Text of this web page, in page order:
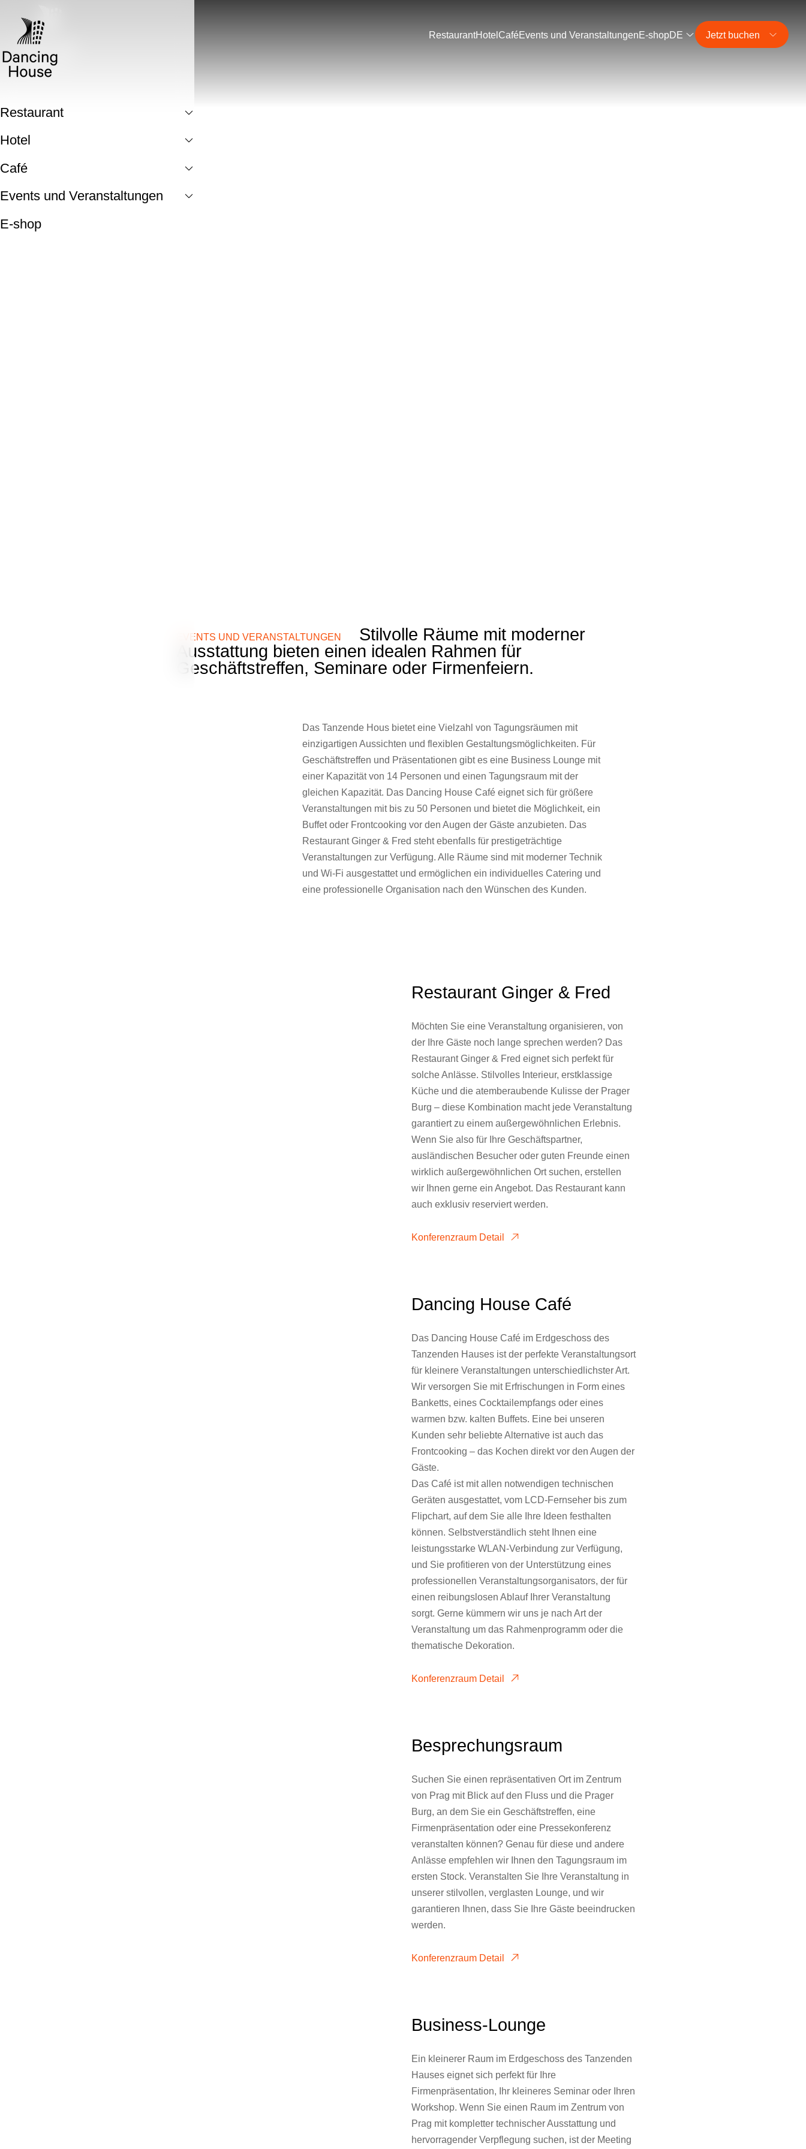
RestaurantHotelCaféEvents und VeranstaltungenE-shopDE Jetzt buchen
Restaurant
Hotel
Café
Events und Veranstaltungen
E-shop
EVENTS UND VERANSTALTUNGEN
Stilvolle Räume mit moderner
Ausstattung bieten einen idealen Rahmen für
Geschäftstreffen, Seminare oder Firmenfeiern.
Das Tanzende Hous bietet eine Vielzahl von Tagungsräumen mit
einzigartigen Aussichten und flexiblen Gestaltungsmöglichkeiten. Für
Geschäftstreffen und Präsentationen gibt es eine Business Lounge mit
einer Kapazität von 14 Personen und einen Tagungsraum mit der
gleichen Kapazität. Das Dancing House Café eignet sich für größere
Veranstaltungen mit bis zu 50 Personen und bietet die Möglichkeit, ein
Buffet oder Frontcooking vor den Augen der Gäste anzubieten. Das
Restaurant Ginger & Fred steht ebenfalls für prestigeträchtige
Veranstaltungen zur Verfügung. Alle Räume sind mit moderner Technik
und Wi-Fi ausgestattet und ermöglichen ein individuelles Catering und
eine professionelle Organisation nach den Wünschen des Kunden.
Restaurant Ginger & Fred
Möchten Sie eine Veranstaltung organisieren, von
der Ihre Gäste noch lange sprechen werden? Das
Restaurant Ginger & Fred eignet sich perfekt für
solche Anlässe. Stilvolles Interieur, erstklassige
Küche und die atemberaubende Kulisse der Prager
Burg – diese Kombination macht jede Veranstaltung
garantiert zu einem außergewöhnlichen Erlebnis.
Wenn Sie also für Ihre Geschäftspartner,
ausländischen Besucher oder guten Freunde einen
wirklich außergewöhnlichen Ort suchen, erstellen
wir Ihnen gerne ein Angebot. Das Restaurant kann
auch exklusiv reserviert werden.
Konferenzraum Detail
Dancing House Café
Das Dancing House Café im Erdgeschoss des
Tanzenden Hauses ist der perfekte Veranstaltungsort
für kleinere Veranstaltungen unterschiedlichster Art.
Wir versorgen Sie mit Erfrischungen in Form eines
Banketts, eines Cocktailempfangs oder eines
warmen bzw. kalten Buffets. Eine bei unseren
Kunden sehr beliebte Alternative ist auch das
Frontcooking – das Kochen direkt vor den Augen der
Gäste.
Das Café ist mit allen notwendigen technischen
Geräten ausgestattet, vom LCD-Fernseher bis zum
Flipchart, auf dem Sie alle Ihre Ideen festhalten
können. Selbstverständlich steht Ihnen eine
leistungsstarke WLAN-Verbindung zur Verfügung,
und Sie profitieren von der Unterstützung eines
professionellen Veranstaltungsorganisators, der für
einen reibungslosen Ablauf Ihrer Veranstaltung
sorgt. Gerne kümmern wir uns je nach Art der
Veranstaltung um das Rahmenprogramm oder die
thematische Dekoration.
Konferenzraum Detail
Besprechungsraum
Suchen Sie einen repräsentativen Ort im Zentrum
von Prag mit Blick auf den Fluss und die Prager
Burg, an dem Sie ein Geschäftstreffen, eine
Firmenpräsentation oder eine Pressekonferenz
veranstalten können? Genau für diese und andere
Anlässe empfehlen wir Ihnen den Tagungsraum im
ersten Stock. Veranstalten Sie Ihre Veranstaltung in
unserer stilvollen, verglasten Lounge, und wir
garantieren Ihnen, dass Sie Ihre Gäste beeindrucken
werden.
Konferenzraum Detail
Business-Lounge
Ein kleinerer Raum im Erdgeschoss des Tanzenden
Hauses eignet sich perfekt für Ihre
Firmenpräsentation, Ihr kleineres Seminar oder Ihren
Workshop. Wenn Sie einen Raum im Zentrum von
Prag mit kompletter technischer Ausstattung und
hervorragender Verpflegung suchen, ist der Meeting